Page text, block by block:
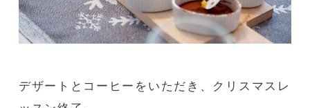
デザートとコーヒーをいただき、クリスマスレ